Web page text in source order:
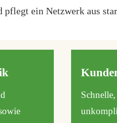
ein Netzwerk aus